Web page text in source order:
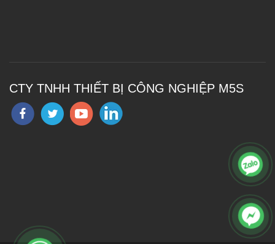
CTY TNHH THIẾT BỊ CÔNG NGHIỆP M5S